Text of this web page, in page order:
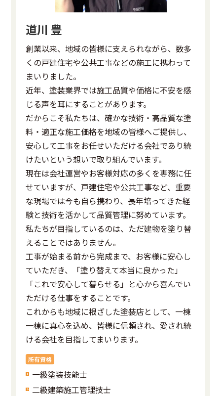
道川 豊
創業以来、地域の皆様に支えられながら、数多
くの戸建住宅や公共工事などの施工に携わって
まいりました。
近年、塗装業界では施工品質や価格に不安を感
じる声を耳にすることがあります。
だからこそ私たちは、確かな技術・高品質な塗
料・適正な施工価格を地域の皆様へご提供し、
安心して工事をお任せいただける会社であり続
けたいという想いで取り組んでいます。
現在は会社運営やお客様対応の多くを専務に任
せていますが、戸建住宅や公共工事など、重要
な現場では今も自ら携わり、長年培ってきた経
験と技術を活かして品質管理に努めています。
私たちが目指しているのは、ただ建物を塗り替
えることではありません。
工事が始まる前から完成まで、お客様に安心し
ていただき、「塗り替えて本当に良かった」
「これで安心して暮らせる」と心から喜んでい
ただける仕事をすることです。
これからも地域に根ざした塗装店として、一棟
一棟に真心を込め、皆様に信頼され、愛され続
ける会社を目指してまいります。
所有資格
一級塗装技能士
二級建築施工管理技士